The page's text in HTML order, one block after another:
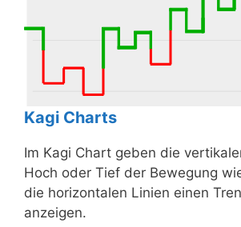
Kagi Charts
Im Kagi Chart geben die
Hoch oder Tief der Bewegung
die horizontalen Linien einen
anzeigen.